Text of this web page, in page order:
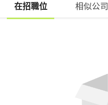
在招職位 相似公司